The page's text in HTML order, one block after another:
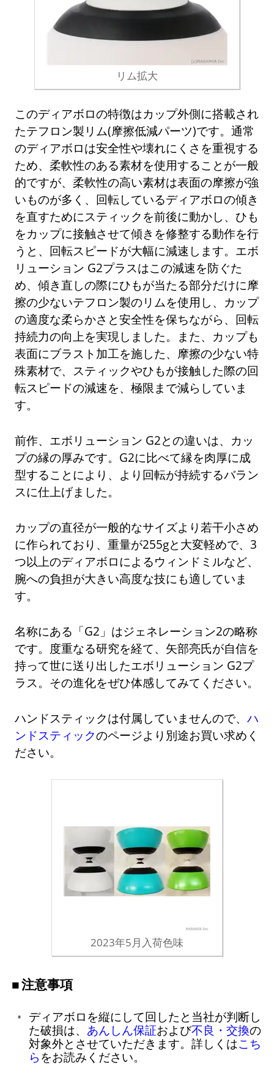
リム拡大
このディアボロの特徴はカップ外側に搭載され
たテフロン製リム(摩擦低減パーツ)です。通常
のディアボロは安全性や壊れにくさを重視する
ため、柔軟性のある素材を使用することが一般
的ですが、柔軟性の高い素材は表面の摩擦が強
いものが多く、回転しているディアボロの傾き
を直すためにスティックを前後に動かし、ひも
をカップに接触させて傾きを修整する動作を行
うと、回転スピードが大幅に減速します。エボ
リューション G2プラスはこの減速を防ぐた
め、傾き直しの際にひもが当たる部分だけに摩
擦の少ないテフロン製のリムを使用し、カップ
の適度な柔らかさと安全性を保ちながら、回転
持続力の向上を実現しました。また、カップも
表面にブラスト加工を施した、摩擦の少ない特
殊素材で、スティックやひもが接触した際の回
転スピードの減速を、極限まで減らしていま
す。
前作、エボリューション G2との違いは、カッ
プの縁の厚みです。G2に比べて縁を肉厚に成
型することにより、より回転が持続するバラン
スに仕上げました。
カップの直径が一般的なサイズより若干小さめ
に作られており、重量が255gと大変軽めで、3
つ以上のディアボロによるウィンドミルなど、
腕への負担が大きい高度な技にも適していま
す。
名称にある「G2」はジェネレーション2の略称
です。度重なる研究を経て、矢部亮氏が自信を
持って世に送り出したエボリューション G2プ
ラス。その進化をぜひ体感してみてください。
ハンドスティックは付属していませんので、ハ
ンドスティックのページより別途お買い求めく
ださい。
2023年5月入荷色味
注意事項
ディアボロを縦にして回したと当社が判断し
た破損は、 あんしん保証および不良・交換の
対象外とさせていただきます。詳しくはこち
ら をお読みください。